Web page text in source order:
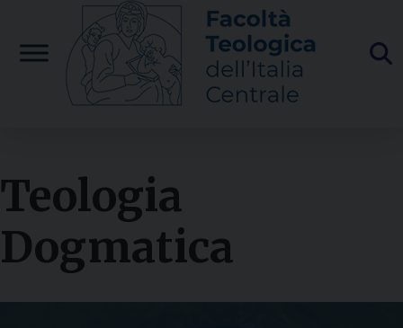
content
Teologia
Dogmatica